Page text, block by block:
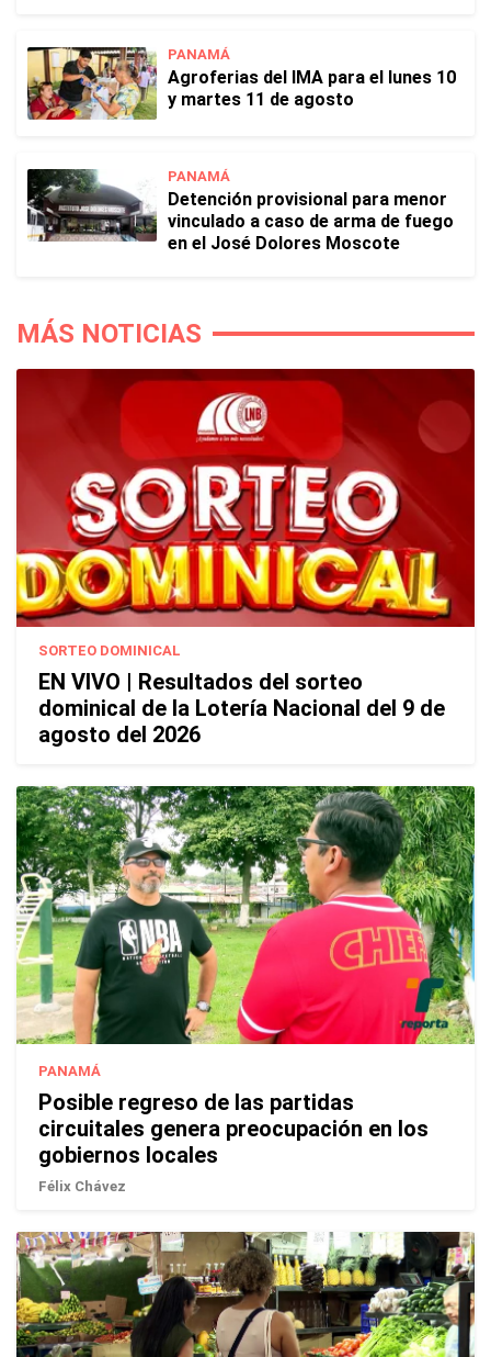
PANAMÁ
Agroferias del IMA para el lunes 10
y martes 11 de agosto
PANAMÁ
Detención provisional para menor
vinculado a caso de arma de fuego
en el José Dolores Moscote
MÁS NOTICIAS
SORTEO DOMINICAL
EN VIVO | Resultados del sorteo
dominical de la Lotería Nacional del 9 de
agosto del 2026
PANAMÁ
Posible regreso de las partidas
circuitales genera preocupación en los
gobiernos locales
Félix Chávez